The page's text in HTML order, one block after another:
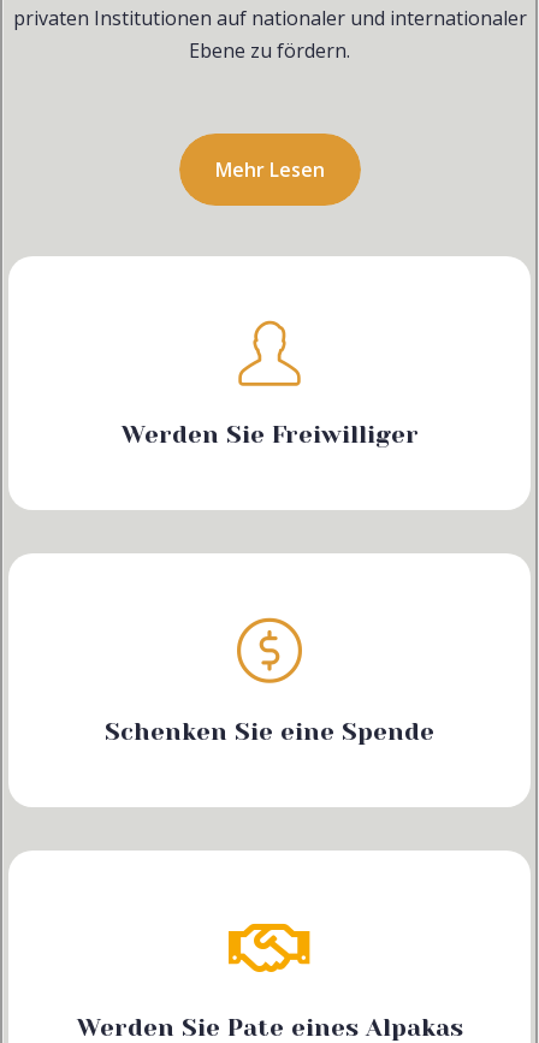
privaten Institutionen auf nationaler und internationaler
Ebene zu fördern.
Mehr Lesen
Werden Sie Freiwilliger
Schenken Sie eine Spende
Werden Sie Pate eines Alpakas